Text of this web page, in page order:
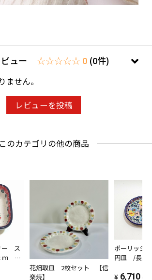
ュー ☆☆☆☆☆ 0 (0件)
ません。
レビューを投稿
このカテゴリの他の商品
ー ス
ｍ 電
花畑取皿 2枚セット 【信
楽焼】
ポーリッシ
円皿 /長皿
6,710 (税